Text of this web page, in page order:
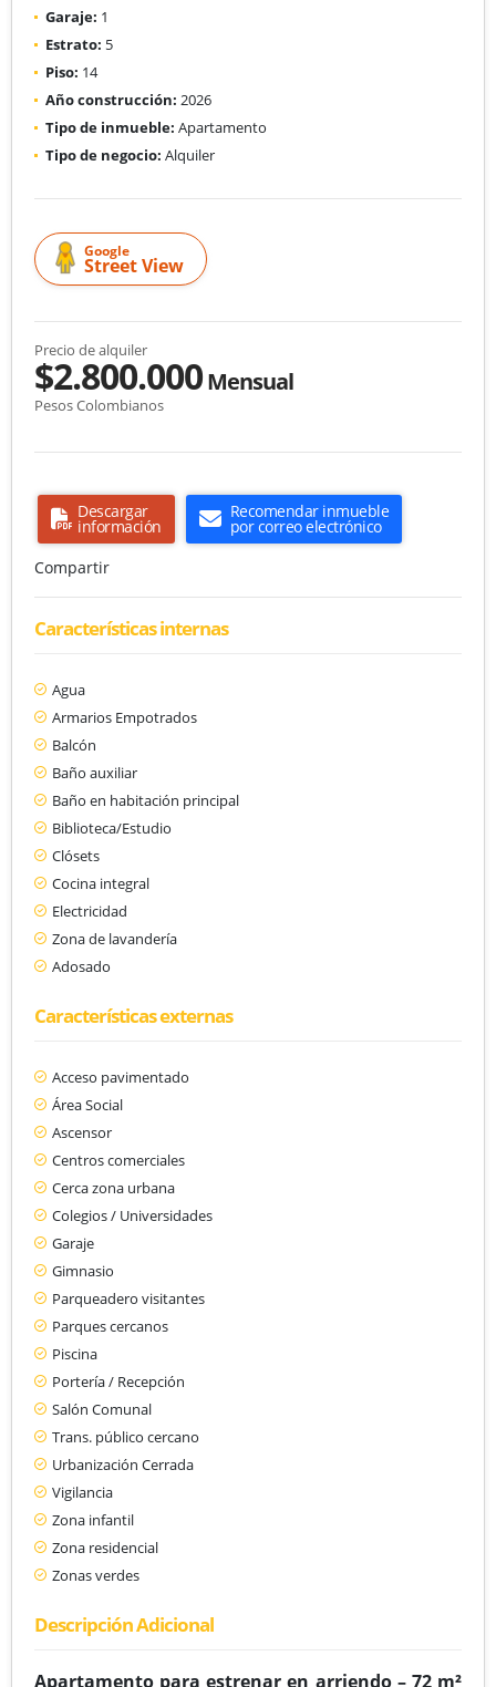
Garaje: 1
Estrato: 5
Piso: 14
Año construcción: 2026
Tipo de inmueble: Apartamento
Tipo de negocio: Alquiler
Google
Street View
Precio de alquiler
$2.800.000Mensual
Pesos Colombianos
Descargar
información
Recomendar inmueble
por correo electrónico
Compartir
Características internas
Agua
Armarios Empotrados
Balcón
Baño auxiliar
Baño en habitación principal
Biblioteca/Estudio
Clósets
Cocina integral
Electricidad
Zona de lavandería
Adosado
Características externas
Acceso pavimentado
Área Social
Ascensor
Centros comerciales
Cerca zona urbana
Colegios / Universidades
Garaje
Gimnasio
Parqueadero visitantes
Parques cercanos
Piscina
Portería / Recepción
Salón Comunal
Trans. público cercano
Urbanización Cerrada
Vigilancia
Zona infantil
Zona residencial
Zonas verdes
Descripción Adicional
Apartamento para estrenar en arriendo – 72 m²